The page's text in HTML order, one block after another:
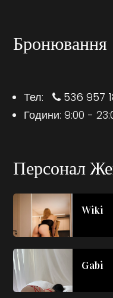
Бронювання
Тел:
536 957
Години: 9:00 -
Персонал
Wiki
Gabi